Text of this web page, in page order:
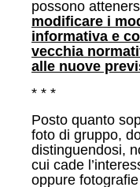
possono
modificare i
informativa e
vecchia
alle nuove
* * *
Posto quanto
foto di gruppo,
distinguendosi,
cui cade
oppure